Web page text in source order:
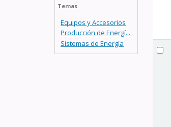
Temas
Equipos y Accesorios
Producción de Energí...
Sistemas de Energía